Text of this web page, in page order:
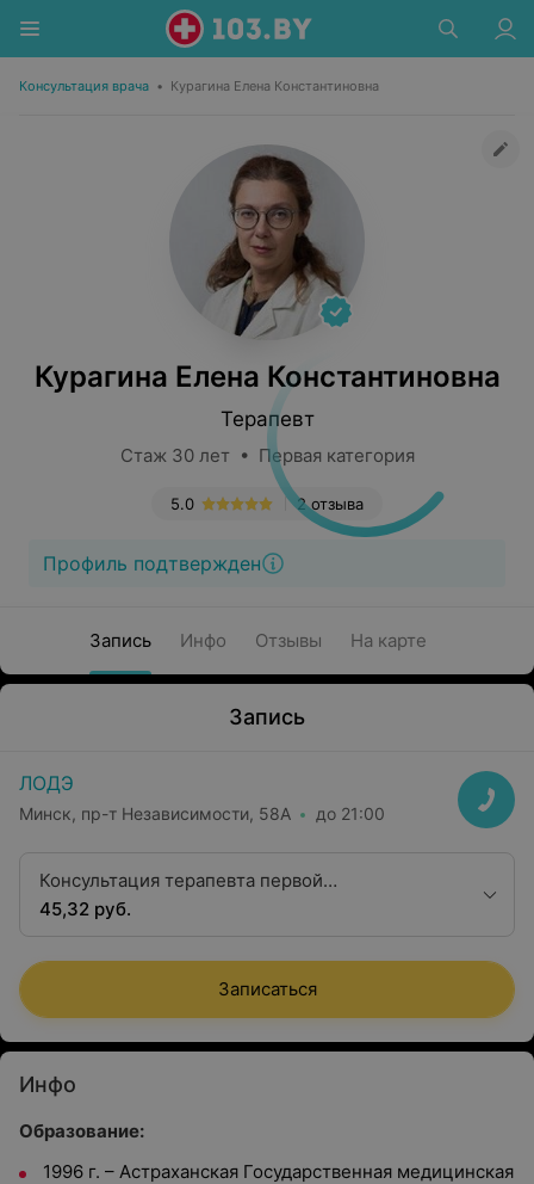
Консультация врача • Курагина Елена Константиновна
Курагина Елена Константиновна
Терапевт
Стаж 30 лет • Первая категория
2 отзыва
5.0
Профиль подтвержден
Запись Инфо Отзывы На карте
Запись
ЛОДЭ
Минск, пр-т Независимости, 58А до 21:00
Консультация терапевта первой
квалификационной категории
45,32 руб.
Записаться
Инфо
Образование:
1996 г. – Астраханская Государственная медицинская